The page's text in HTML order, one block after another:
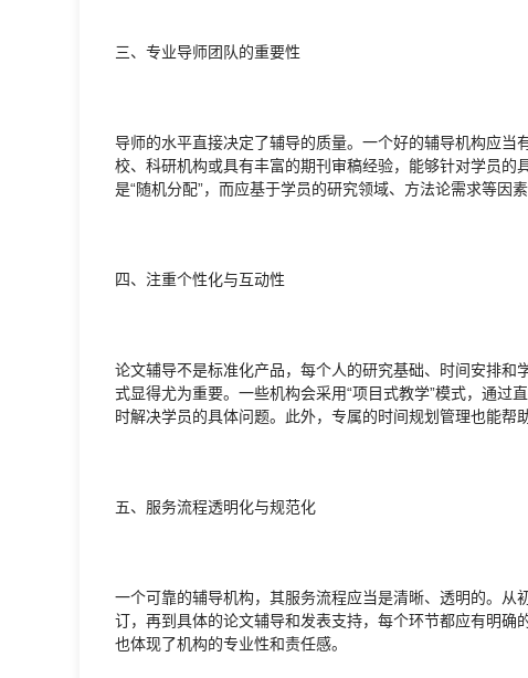
三、专业导师团队的重要性
导师的水平直接决定了辅导的质量。一个好的辅导机构应
校、科研机构或具有丰富的期刊审稿经验，能够针对学员
是“随机分配”，而应基于学员的研究领域、方法论需求等因素
四、注重个性化与互动性
论文辅导不是标准化产品，每个人的研究基础、时间安排
式显得尤为重要。一些机构会采用“项目式教学”模式，通过
时解决学员的具体问题。此外，专属的时间规划管理也能帮
五、服务流程透明化与规范化
一个可靠的辅导机构，其服务流程应当是清晰、透明的。
订，再到具体的论文辅导和发表支持，每个环节都应有明确
也体现了机构的专业性和责任感。